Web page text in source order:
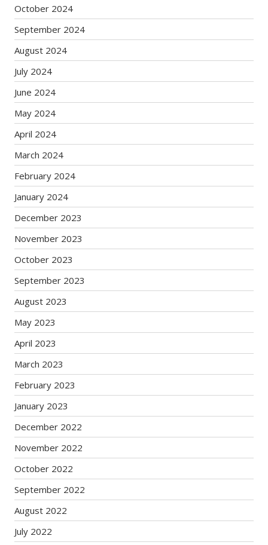
October 2024
September 2024
August 2024
July 2024
June 2024
May 2024
April 2024
March 2024
February 2024
January 2024
December 2023
November 2023
October 2023
September 2023
August 2023
May 2023
April 2023
March 2023
February 2023
January 2023
December 2022
November 2022
October 2022
September 2022
August 2022
July 2022